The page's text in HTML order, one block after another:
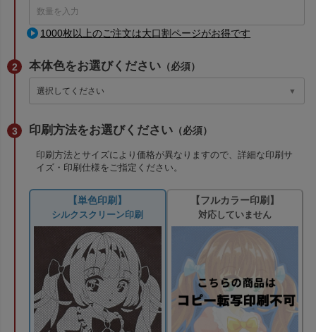
1000枚以上のご注文は大口割ページがお得です
本体色をお選びください （必須）
印刷方法をお選びください （必須）
印刷方法とサイズにより価格が異なりますので、詳細な印刷サ
イズ・印刷仕様をご指定ください。
【単色印刷】
シルクスクリーン印刷
【フルカラー印刷】
対応していません